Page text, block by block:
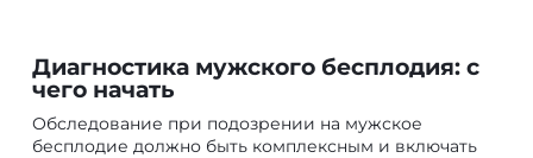
Диагностика мужского бесплодия: с
чего начать
Обследование при подозрении на мужское
бесплодие должно быть комплексным и включать